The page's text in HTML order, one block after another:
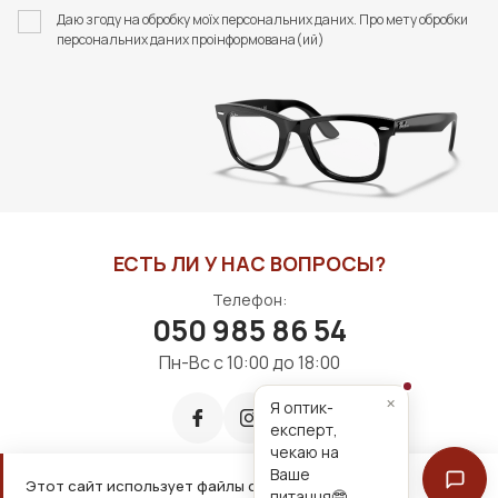
СЕРВЕТКОЮ FASHION
STYLE
STYLE
В КОРЗИНУ
Даю згоду на обробку моїх персональних даних. Про мету обробки
персональних даних проінформована(ий)
Этот сайт использует файлы cookie для удобной
ЕСТЬ ЛИ У НАС ВОПРОСЫ?
Телефон:
050 985 86 54
Пн-Вс с 10:00 до 18:00
Я оптик-
експерт,
чекаю на
Ваше
×